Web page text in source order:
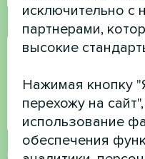
Комментарий
Принять
исключительно с
партнерами,
высокие
Нажимая кнопку
перехожу на
использование
обеспечения